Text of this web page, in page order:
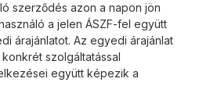
szerződés azon a napon jön
a jelen ÁSZF-fel együtt
árajánlatot. Az egyedi árajánlat
szolgáltatással
együtt képezik a